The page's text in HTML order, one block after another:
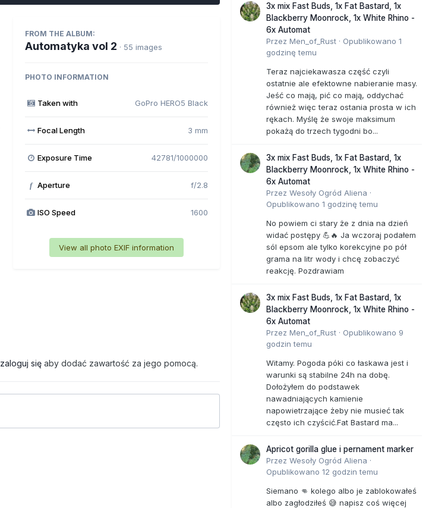
FROM THE ALBUM:
Automatyka vol 2 · 55 images
PHOTO INFORMATION
Taken with GoPro HERO5 Black
Focal Length 3 mm
Exposure Time 42781/1000000
f Aperture f/2.8
ISO Speed 1600
View all photo EXIF information
zaloguj się aby dodać zawartość za jego pomocą.
3x mix Fast Buds, 1x Fat Bastard, 1x
Blackberry Moonrock, 1x White Rhino -
6x Automat
Przez Men_of_Rust · Opublikowano 1
godzinę temu
Teraz najciekawasza część czyli
ostatnie ale efektowne nabieranie masy.
Jeść co mają, pić co mają, oddychać
również więc teraz ostania prosta w ich
rękach. Myślę że swoje maksimum
pokażą do trzech tygodni bo...
3x mix Fast Buds, 1x Fat Bastard, 1x
Blackberry Moonrock, 1x White Rhino -
6x Automat
Przez Wesoły Ogród Aliena ·
Opublikowano 1 godzinę temu
No powiem ci stary że z dnia na dzień
widać postępy 💪🔥 Ja wczoraj podałem
sól epsom ale tylko korekcyjne po pół
grama na litr wody i chcę zobaczyć
reakcję. Pozdrawiam
3x mix Fast Buds, 1x Fat Bastard, 1x
Blackberry Moonrock, 1x White Rhino -
6x Automat
Przez Men_of_Rust · Opublikowano 9
godzin temu
Witamy. Pogoda póki co łaskawa jest i
warunki są stabilne 24h na dobę.
Dołożyłem do podstawek
nawadniających kamienie
napowietrzające żeby nie musieć tak
często ich czyścić.Fat Bastard ma...
Apricot gorilla glue i pernament marker
Przez Wesoły Ogród Aliena ·
Opublikowano 12 godzin temu
Siemano 👊 kolego albo je zablokowałeś
albo zagłodziłeś 😅 napisz coś więcej